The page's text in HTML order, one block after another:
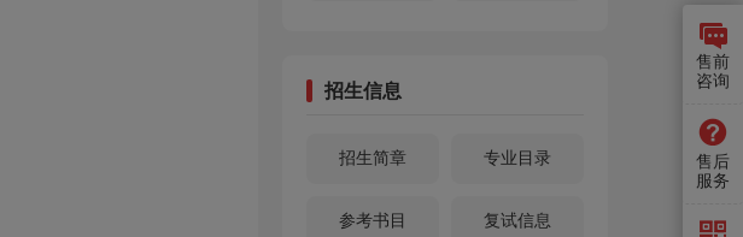
招生信息
招生简章 专业目录
参考书目 复试信息
售前
咨询
售后
服务